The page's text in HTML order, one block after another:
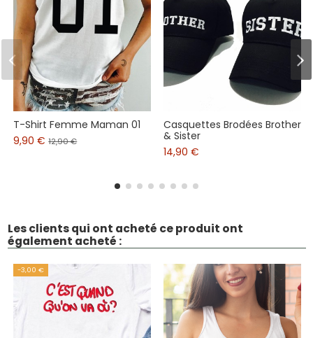
T-Shirt Femme Maman 01
9,90 €12,90 €
Casquettes Brodées Brother
& Sister
14,90 €
Les clients qui ont acheté ce produit ont
également acheté :
-3,00 €